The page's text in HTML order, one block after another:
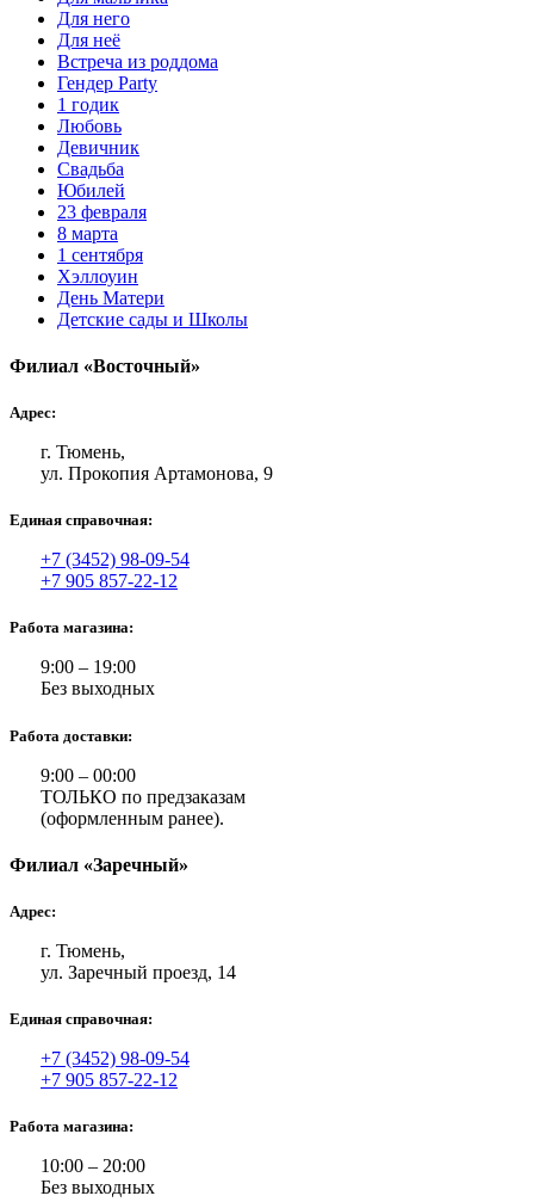
Для него
Для неё
Встреча из роддома
Гендер Party
1 годик
Любовь
Девичник
Свадьба
Юбилей
23 февраля
8 марта
1 сентября
Хэллоуин
День Матери
Детские сады и Школы
Филиал «Восточный»
Адрес:
г. Тюмень,
ул. Прокопия Артамонова, 9
Единая справочная:
+7 (3452) 98-09-54
+7 905 857-22-12
Работа магазина:
9:00 – 19:00
Без выходных
Работа доставки:
9:00 – 00:00
ТОЛЬКО по предзаказам
(оформленным ранее).
Филиал «Заречный»
Адрес:
г. Тюмень,
ул. Заречный проезд, 14
Единая справочная:
+7 (3452) 98-09-54
+7 905 857-22-12
Работа магазина:
10:00 – 20:00
Без выходных